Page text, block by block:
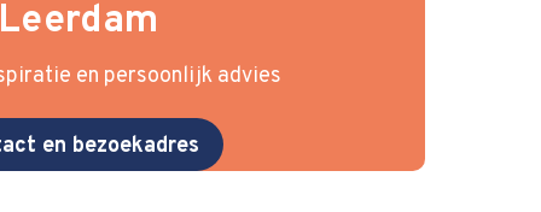
Leerdam
en persoonlijk advies
en bezoekadres